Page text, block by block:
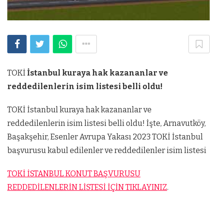
TOKİ İstanbul kuraya hak kazananlar ve
reddedilenlerin isim listesi belli oldu!
TOKİ İstanbul kuraya hak kazananlar ve
reddedilenlerin isim listesi belli oldu! İşte, Arnavutköy,
Başakşehir, Esenler Avrupa Yakası 2023 TOKİ İstanbul
başvurusu kabul edilenler ve reddedilenler isim listesi
TOKİ İSTANBUL KONUT BAŞVURUSU
REDDEDİLENLERİN LİSTESİ İÇİN TIKLAYINIZ.